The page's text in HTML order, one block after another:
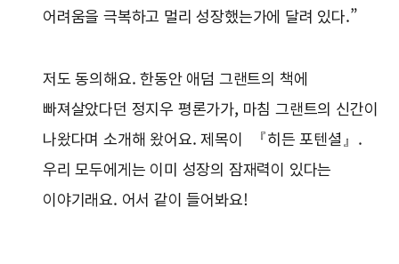
어려움을 극복하고 멀리 성장했는가에 달려 있다.”
저도 동의해요. 한동안 애덤 그랜트의 책에
빠져살았다던 정지우 평론가가, 마침 그랜트의 신간이
나왔다며 소개해 왔어요. 제목이 『히든 포텐셜』.
우리 모두에게는 이미 성장의 잠재력이 있다는
이야기래요. 어서 같이 들어봐요!